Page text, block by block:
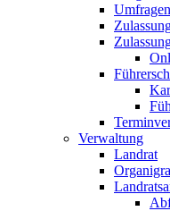
Umfragen
Verwaltung
Landrat